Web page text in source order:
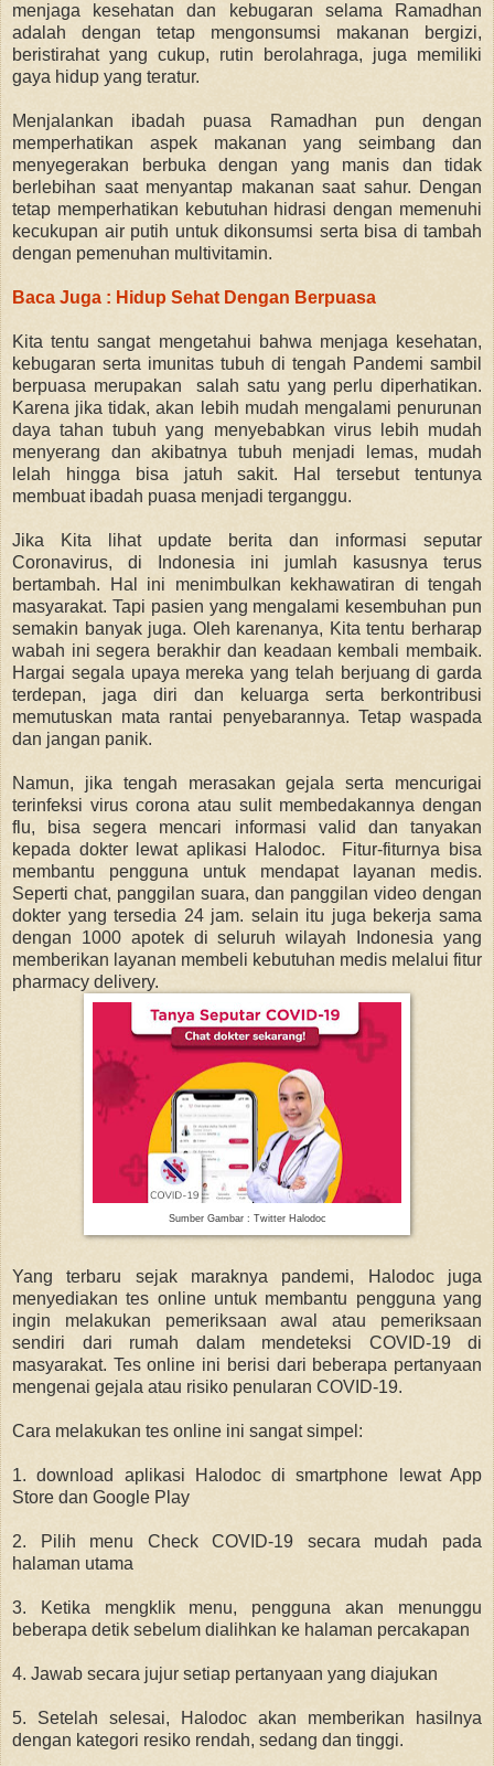
menjaga kesehatan dan kebugaran selama Ramadhan
adalah dengan tetap mengonsumsi makanan bergizi,
beristirahat yang cukup, rutin berolahraga, juga memiliki
gaya hidup yang teratur.
Menjalankan ibadah puasa Ramadhan pun dengan
memperhatikan aspek makanan yang seimbang dan
menyegerakan berbuka dengan yang manis dan tidak
berlebihan saat menyantap makanan saat sahur. Dengan
tetap memperhatikan kebutuhan hidrasi dengan memenuhi
kecukupan air putih untuk dikonsumsi serta bisa di tambah
dengan pemenuhan multivitamin.
Baca Juga : Hidup Sehat Dengan Berpuasa
Kita tentu sangat mengetahui bahwa menjaga kesehatan,
kebugaran serta imunitas tubuh di tengah Pandemi sambil
berpuasa merupakan salah satu yang perlu diperhatikan.
Karena jika tidak, akan lebih mudah mengalami penurunan
daya tahan tubuh yang menyebabkan virus lebih mudah
menyerang dan akibatnya tubuh menjadi lemas, mudah
lelah hingga bisa jatuh sakit. Hal tersebut tentunya
membuat ibadah puasa menjadi terganggu.
Jika Kita lihat update berita dan informasi seputar
Coronavirus, di Indonesia ini jumlah kasusnya terus
bertambah. Hal ini menimbulkan kekhawatiran di tengah
masyarakat. Tapi pasien yang mengalami kesembuhan pun
semakin banyak juga. Oleh karenanya, Kita tentu berharap
wabah ini segera berakhir dan keadaan kembali membaik.
Hargai segala upaya mereka yang telah berjuang di garda
terdepan, jaga diri dan keluarga serta berkontribusi
memutuskan mata rantai penyebarannya. Tetap waspada
dan jangan panik.
Namun, jika tengah merasakan gejala serta mencurigai
terinfeksi virus corona atau sulit membedakannya dengan
flu, bisa segera mencari informasi valid dan tanyakan
kepada dokter lewat aplikasi Halodoc. Fitur-fiturnya bisa
membantu pengguna untuk mendapat layanan medis.
Seperti chat, panggilan suara, dan panggilan video dengan
dokter yang tersedia 24 jam. selain itu juga bekerja sama
dengan 1000 apotek di seluruh wilayah Indonesia yang
memberikan layanan membeli kebutuhan medis melalui fitur
pharmacy delivery.
Sumber Gambar : Twitter Halodoc
Yang terbaru sejak maraknya pandemi, Halodoc juga
menyediakan tes online untuk membantu pengguna yang
ingin melakukan pemeriksaan awal atau pemeriksaan
sendiri dari rumah dalam mendeteksi COVID-19 di
masyarakat. Tes online ini berisi dari beberapa pertanyaan
mengenai gejala atau risiko penularan COVID-19.
Cara melakukan tes online ini sangat simpel:
1. download aplikasi Halodoc di smartphone lewat App
Store dan Google Play
2. Pilih menu Check COVID-19 secara mudah pada
halaman utama
3. Ketika mengklik menu, pengguna akan menunggu
beberapa detik sebelum dialihkan ke halaman percakapan
4. Jawab secara jujur setiap pertanyaan yang diajukan
5. Setelah selesai, Halodoc akan memberikan hasilnya
dengan kategori resiko rendah, sedang dan tinggi.